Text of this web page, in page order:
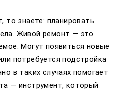
то знаете: планировать
Живой ремонт — это
Могут появиться новые
потребуется подстройка
в таких случаях помогает
— инструмент, который